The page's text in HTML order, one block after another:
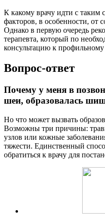
К какому врачу идти с таким
факторов, в особенности, от
Однако в первую очередь
терапевта, который по
консультацию к профильному
Вопрос-ответ
Почему у меня в
шеи, образовалась
Но что может вызвать
Возможны три причины:
узлов или кожные
тяжести. Единственный
обратиться к врачу для